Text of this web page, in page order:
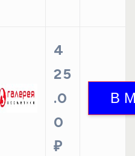
4
25
.0
0
₽